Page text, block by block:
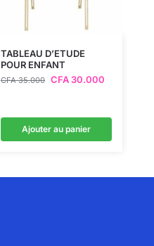
TABLEAU D’ETUDE
POUR ENFANT
CFA35.000 CFA30.000
Ajouter au panier